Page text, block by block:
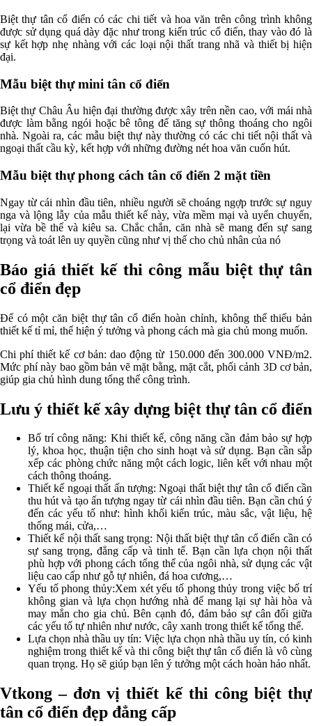
Biệt thự tân cổ điển có các chi tiết và hoa văn trên công trình không
được sử dụng quá dày đặc như trong kiến trúc cổ điển, thay vào đó là
sự kết hợp nhẹ nhàng với các loại nội thất trang nhã và thiết bị hiện
đại.
Mẫu biệt thự mini tân cổ điển
Biệt thự Châu Âu hiện đại thường được xây trên nền cao, với mái nhà
được làm bằng ngói hoặc bê tông để tăng sự thông thoáng cho ngôi
nhà. Ngoài ra, các mẫu biệt thự này thường có các chi tiết nội thất và
ngoại thất cầu kỳ, kết hợp với những đường nét hoa văn cuốn hút.
Mẫu biệt thự phong cách tân cổ điển 2 mặt tiền
Ngay từ cái nhìn đầu tiên, nhiều người sẽ choáng ngợp trước sự nguy
nga và lộng lẫy của mẫu thiết kế này, vừa mềm mại và uyển chuyển,
lại vừa bề thế và kiêu sa. Chắc chắn, căn nhà sẽ mang đến sự sang
trọng và toát lên uy quyền cũng như vị thế cho chủ nhân của nó
Báo giá thiết kế thi công mẫu biệt thự tân
cổ điển đẹp
Để có một căn biệt thự tân cổ điển hoàn chỉnh, không thể thiếu bản
thiết kế tỉ mỉ, thể hiện ý tưởng và phong cách mà gia chủ mong muốn.
Chi phí thiết kế cơ bản: dao động từ 150.000 đến 300.000 VNĐ/m2.
Mức phí này bao gồm bản vẽ mặt bằng, mặt cắt, phối cảnh 3D cơ bản,
giúp gia chủ hình dung tổng thể công trình.
Lưu ý thiết kế xây dựng biệt thự tân cổ điển
Bố trí công năng: Khi thiết kế, công năng cần đảm bảo sự hợp
lý, khoa học, thuận tiện cho sinh hoạt và sử dụng. Bạn cần sắp
xếp các phòng chức năng một cách logic, liên kết với nhau một
cách thông thoáng.
Thiết kế ngoại thất ấn tượng: Ngoại thất biệt thự tân cổ điển cần
thu hút và tạo ấn tượng ngay từ cái nhìn đầu tiên. Bạn cần chú ý
đến các yếu tố như: hình khối kiến trúc, màu sắc, vật liệu, hệ
thống mái, cửa,…
Thiết kế nội thất sang trọng: Nội thất biệt thự tân cổ điển cần có
sự sang trọng, đẳng cấp và tinh tế. Bạn cần lựa chọn nội thất
phù hợp với phong cách tổng thể của ngôi nhà, sử dụng các vật
liệu cao cấp như gỗ tự nhiên, đá hoa cương,…
Yếu tố phong thủy:Xem xét yếu tố phong thủy trong việc bố trí
không gian và lựa chọn hướng nhà để mang lại sự hài hòa và
may mắn cho gia chủ. Bên cạnh đó, đảm bảo sự cân đối giữa
các yếu tố tự nhiên như nước, cây xanh trong thiết kế tổng thể.
Lựa chọn nhà thầu uy tín: Việc lựa chọn nhà thầu uy tín, có kinh
nghiệm trong thiết kế và thi công biệt thự tân cổ điển là vô cùng
quan trọng. Họ sẽ giúp bạn lên ý tưởng một cách hoàn hảo nhất.
Vtkong – đơn vị thiết kế thi công biệt thự
tân cổ điển đẹp đẳng cấp